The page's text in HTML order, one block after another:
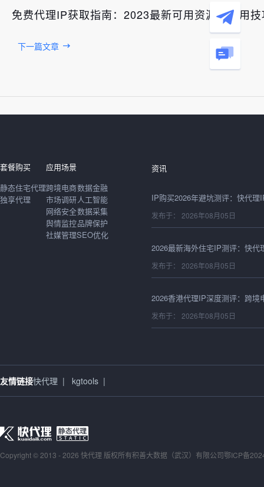
免费代理IP获取指南：2023最新可用资源与使用
下一篇文章
套餐购买
静态住宅代理
独享代理
应用场景
跨境电商
市场调研
网络安全
舆情监控
社媒管理
数据金融
人工智能
数据采集
品牌保护
SEO优化
资讯
发布于： 2026年08月06日
发布于： 2026年08月05日
发布于： 2026年08月05日
发布于： 2026年08月05日
发布于： 2026年08月05日
友情链接快代理 | kgtools |
Copyright © 2013 - 2026 快代理 版权所有积善大数据（武汉）有限公司鄂ICP备